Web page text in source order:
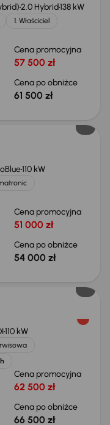
2.0 Hybrid138 kW
1. Właściciel
Cena promocyjna
57 500 zł
Cena po obniżce
61 500 zł
110 kW
Cena promocyjna
51 000 zł
Cena po obniżce
54 000 zł
110 kW
Cena promocyjna
62 500 zł
Cena po obniżce
66 500 zł